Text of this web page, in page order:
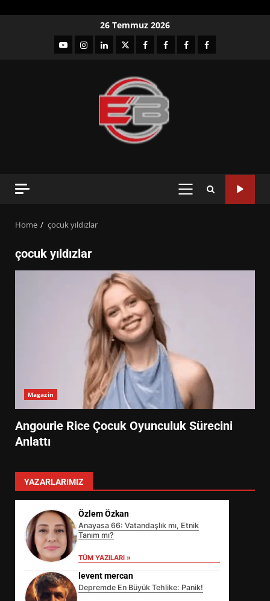
26 Temmuz 2026
YouTubeInstagram
LinkedIntwitterfacebook-Facebook-
Facebook-Facebook-
PRIMARY
Home çocuk yıldızlar
çocuk yıldızlar
Magazin
Angourie Rice Çocuk Oyunculuk Sürecini
Anlattı
YAZARLARIMIZ
Özlem Özkan
Anayasa 66: Vatandaşlık mı, Etnik
Tanım mı?
TÜM YAZILARI »
levent mercan
Depremde En Büyük Tehlike: Panik!